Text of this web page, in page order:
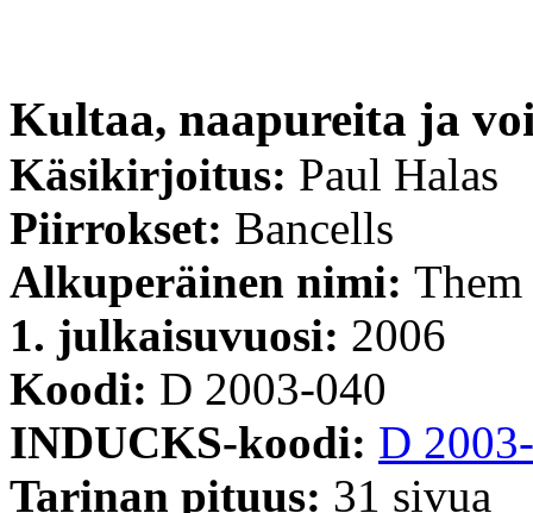
Kultaa, naapureita ja
Käsikirjoitus: Paul Halas
Piirrokset: Bancells
Alkuperäinen nimi:
1. julkaisuvuosi: 2006
Koodi: D 2003-040
INDUCKS-koodi: D
Tarinan pituus: 31 sivua